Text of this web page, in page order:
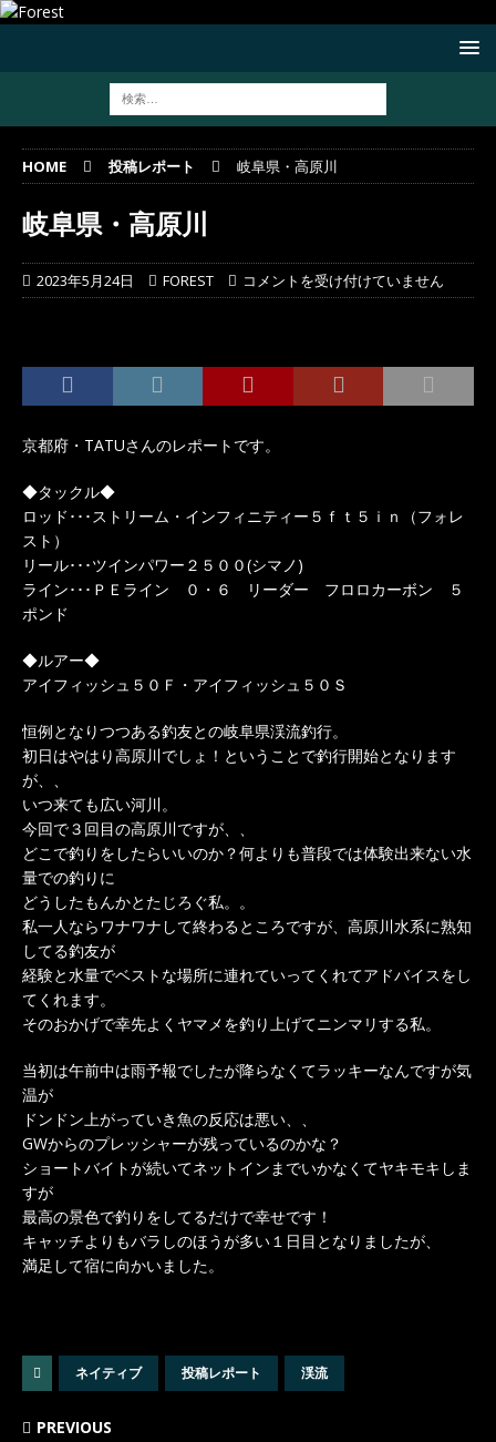
HOME 投稿レポート 岐阜県・高原川
岐阜県・高原川
2023年5月24日 FOREST コメントを受け付けていません
京都府・TATUさんのレポートです。
◆タックル◆
ロッド･･･ストリーム・インフィニティー５ｆｔ５ｉｎ（フォレ
スト）
リール･･･ツインパワー２５００(シマノ)
ライン･･･ＰＥライン ０・６ リーダー フロロカーボン ５
ポンド
◆ルアー◆
アイフィッシュ５０Ｆ・アイフィッシュ５０Ｓ
恒例となりつつある釣友との岐阜県渓流釣行。
初日はやはり高原川でしょ！ということで釣行開始となります
が、、
いつ来ても広い河川。
今回で３回目の高原川ですが、、
どこで釣りをしたらいいのか？何よりも普段では体験出来ない水
量での釣りに
どうしたもんかとたじろぐ私。。
私一人ならワナワナして終わるところですが、高原川水系に熟知
してる釣友が
経験と水量でベストな場所に連れていってくれてアドバイスをし
てくれます。
そのおかげで幸先よくヤマメを釣り上げてニンマリする私。
当初は午前中は雨予報でしたが降らなくてラッキーなんですが気
温が
ドンドン上がっていき魚の反応は悪い、、
GWからのプレッシャーが残っているのかな？
ショートバイトが続いてネットインまでいかなくてヤキモキしま
すが
最高の景色で釣りをしてるだけで幸せです！
キャッチよりもバラしのほうが多い１日目となりましたが、
満足して宿に向かいました。
ネイティブ 投稿レポート 渓流
PREVIOUS